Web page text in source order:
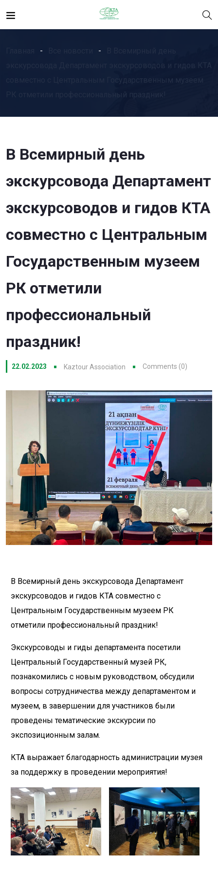
В Всемирный день
экскурсовода Департамент
экскурсоводов и гидов КТА
совместно с Центральным
Государственным музеем
РК отметили
профессиональный
праздник!
22.02.2023 Kaztour Association Comments (0)
В Всемирный день экскурсовода Департамент
экскурсоводов и гидов КТА совместно с
Центральным Государственным музеем РК
отметили профессиональный праздник!
Экскурсоводы и гиды департамента посетили
Центральный Государственный музей РК,
познакомились с новым руководством, обсудили
вопросы сотрудничества между департаментом и
музеем, в завершении для участников были
проведены тематические экскурсии по
экспозиционным залам.
КТА выражает благодарность администрации музея
за поддержку в проведении мероприятия!